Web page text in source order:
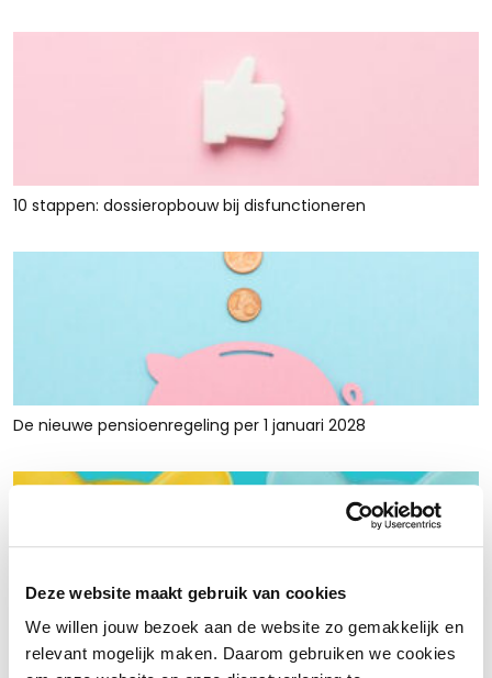
Deze website maakt gebruik van cookies
We willen jouw bezoek aan de website zo gemakkelijk en
relevant mogelijk maken. Daarom gebruiken we cookies
10 stappen: dossieropbouw bij disfunctioneren
De nieuwe pensioenregeling per 1 januari 2028
Rust en ruimte met werkkapitaalfinanciering: voor retailers
die tijdelijk krap zitten